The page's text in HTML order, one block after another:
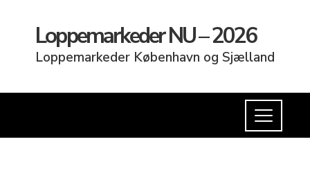
Loppemarkeder NU – 2026
Loppemarkeder København og Sjælland